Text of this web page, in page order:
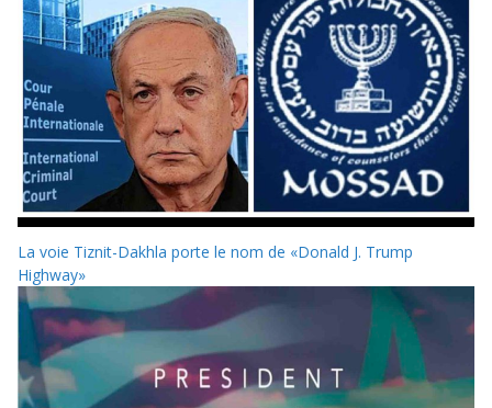
La voie Tiznit-Dakhla porte le nom de «Donald J. Trump
Highway»